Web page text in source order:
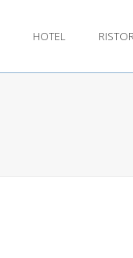
HOTEL